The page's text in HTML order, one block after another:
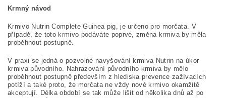
Krmný návod
Krmivo Nutrin Complete Guinea pig, je určeno pro morčata. V
případě, že toto krmivo podáváte poprvé, změna krmiva by měla
proběhnout postupně.
V praxi se jedná o pozvolné navyšování krmiva Nutrin na úkor
krmiva původního. Nahrazování původního krmiva by mělo
proběhnout postupně především z hlediska prevence zažívacích
potíží a také proto, že morčata ne vždy nové krmivo okamžitě
akceptují. Délka období se tak může lišit od několika dnů až po